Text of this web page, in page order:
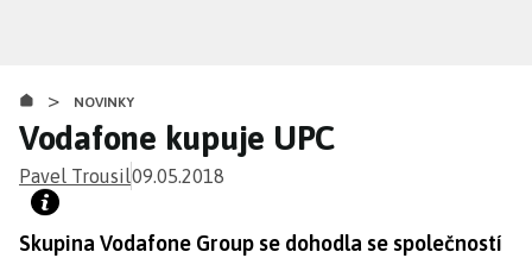
obsahu
> NOVINKY
Vodafone kupuje UPC
Pavel Trousil09.05.2018
Skupina Vodafone Group se dohodla se společností